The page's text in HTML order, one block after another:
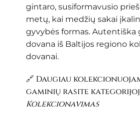
gintaro, susiformavusio
metų, kai medžių sakai
gyvybės formas. Autentiška
dovana iš Baltijos regiono
dovanai.
🔗 Daugiau
gaminių rasite
Kolekcionavimas